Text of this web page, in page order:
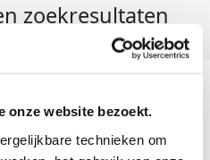
onze website bezoekt.
technieken om
zoekresultaten